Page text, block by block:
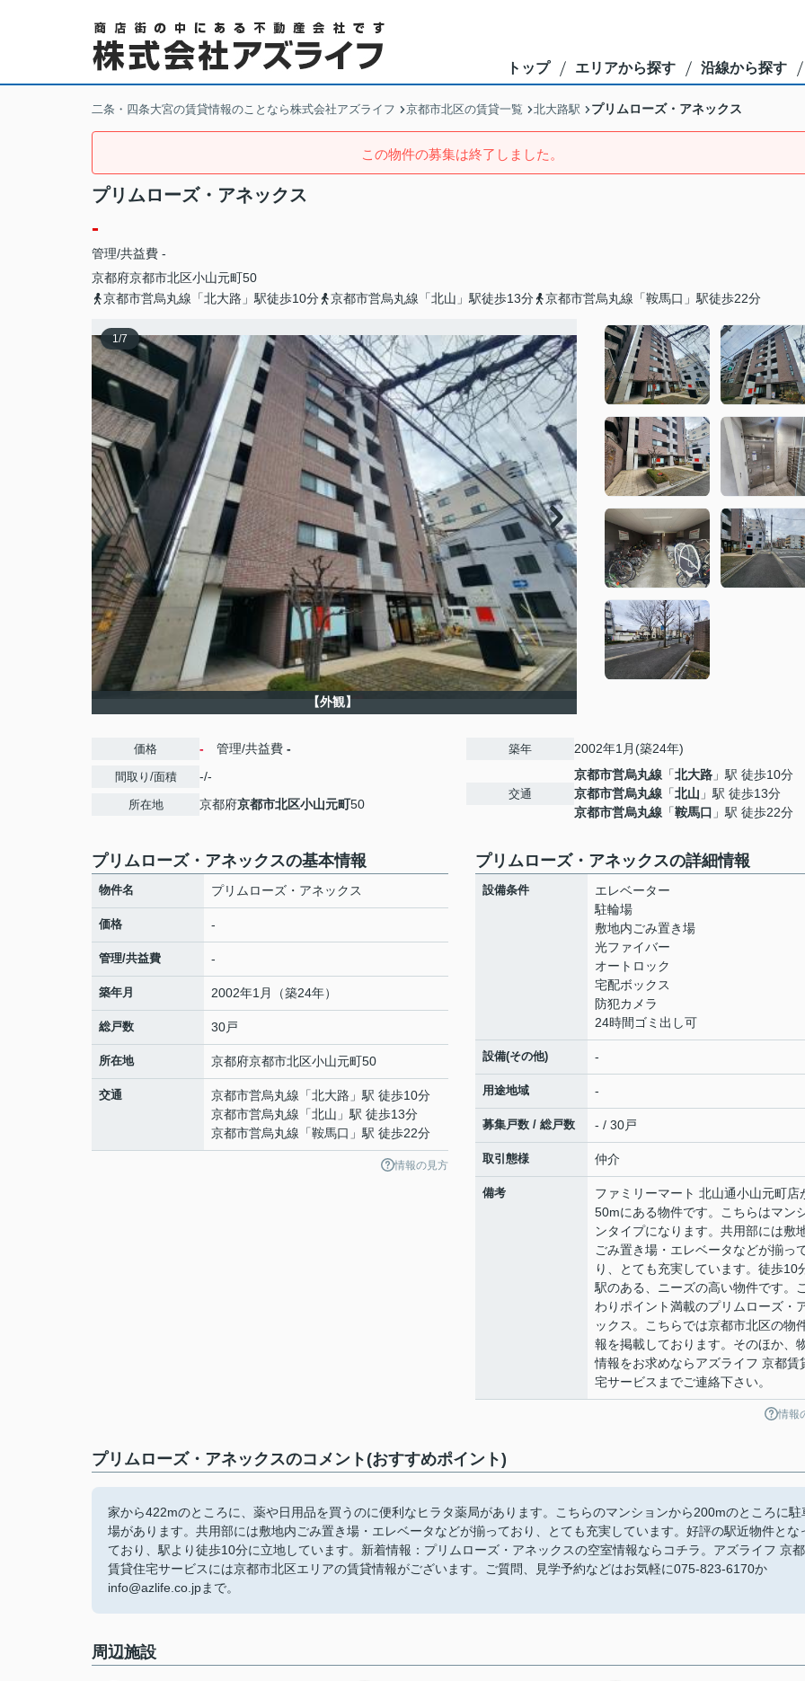
トップ エリアから探す 沿線から探す
二条・四条大宮の賃貸情報のことなら株式会社アズライフ 京都市北区の賃貸一覧 北大路駅 プリムローズ・アネックス
この物件の募集は終了しました。
プリムローズ・アネックス
-
管理/共益費 -
京都府京都市北区小山元町50
京都市営烏丸線「北大路」駅徒歩10分
京都市営烏丸線「北山」駅徒歩13分 京都市営烏丸線「鞍馬口」駅徒歩22分
1/7
【外観】
価格 - 管理/共益費 -
間取り/面積 -/-
所在地 京都府京都市北区小山元町50
築年 2002年1月(築24年)
交通
京都市営烏丸線 「北大路 」駅 徒歩10分
京都市営烏丸線 「北山 」駅 徒歩13分
京都市営烏丸線 「鞍馬口 」駅 徒歩22分
プリムローズ・アネックスの基本情報
物件名 プリムローズ・アネックス
価格 -
管理/共益費 -
築年月 2002年1月（築24年）
総戸数 30戸
所在地 京都府京都市北区小山元町50
交通 京都市営烏丸線 「北大路 」駅 徒歩10分
京都市営烏丸線 「北山 」駅 徒歩13分
京都市営烏丸線 「鞍馬口 」駅 徒歩22分
情報の見方
プリムローズ・アネックスの詳細情報
設備条件
エレベーター
駐輪場
敷地内ごみ置き場
光ファイバー
オートロック
宅配ボックス
防犯カメラ
24時間ゴミ出し可
設備(その他) -
用途地域 -
募集戸数 / 総戸数 - / 30戸
取引態様 仲介
備考
ファミリーマート 北山通小山元町店
50mにある物件です。こちらはマン
ンタイプになります。共用部には敷
ごみ置き場・エレベータなどが揃っ
り、とても充実しています。徒歩10
駅のある、ニーズの高い物件です。
わりポイント満載のプリムローズ・
ックス。こちらでは京都市北区の物
報を掲載しております。そのほか、
情報をお求めならアズライフ 京都賃
宅サービスまでご連絡下さい。
情報
プリムローズ・アネックスのコメント(おすすめポイント)
家から422mのところに、薬や日用品を買うのに便利なヒラタ薬局があります。こちらのマンションから200mのところに駐
場があります。共用部には敷地内ごみ置き場・エレベータなどが揃っており、とても充実しています。好評の駅近物件とな
ており、駅より徒歩10分に立地しています。新着情報：プリムローズ・アネックスの空室情報ならコチラ。アズライフ 京都
賃貸住宅サービスには京都市北区エリアの賃貸情報がございます。ご質問、見学予約などはお気軽に075-823-6170か
info@azlife.co.jpまで。
周辺施設